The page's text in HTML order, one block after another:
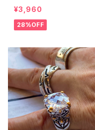
立体フラワー＆無地 2way
リバーシブルハット・ワイヤ
ー入り変形ハット・フラワー
¥3,960
28%OFF